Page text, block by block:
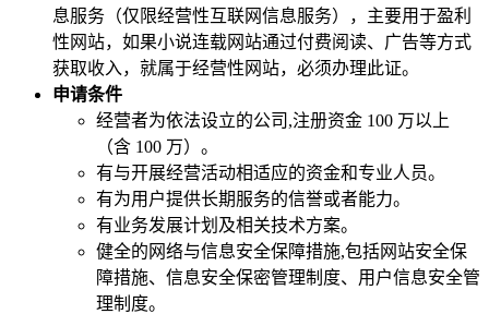
息服务（仅限经营性互联网信息服务），主要用于盈利
性网站，如果小说连载网站通过付费阅读、广告等方式
获取收入，就属于经营性网站，必须办理此证。
申请条件
经营者为依法设立的公司,注册资金 100 万以上
（含 100 万）。
有与开展经营活动相适应的资金和专业人员。
有为用户提供长期服务的信誉或者能力。
有业务发展计划及相关技术方案。
健全的网络与信息安全保障措施,包括网站安全保
障措施、信息安全保密管理制度、用户信息安全管
理制度。